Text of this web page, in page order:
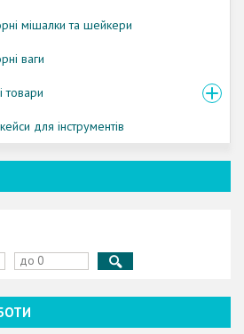
мішалки та шейкери
ваги
товари
для інструментів